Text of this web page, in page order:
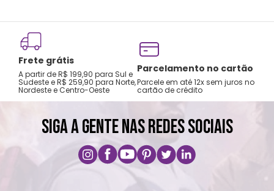
Não recomendado colocar no freezer.
Não vai á lava-louças, nem ao micro-
ondas.
Não utilizar produtos químicos e abrasivos.
Frete grátis
A partir de R$ 199,90 para Sul e
Sudeste e R$ 259,90 para Norte,
Nordeste e Centro-Oeste
Parcelamento no cartão
Parcele em até 12x sem juros no
cartão de crédito
SIGA A GENTE NAS REDES SOCIAIS